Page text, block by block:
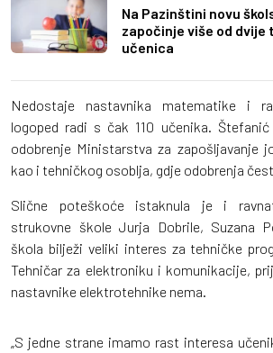
Na Pazinštini novu
započinje više od dvije
učenica
Nedostaje nastavnika matematike i
logoped radi s čak 110 učenika.
odobrenje Ministarstva za zapošljavanje
kao i tehničkog osoblja, gdje odobrenja
Slične poteškoće istaknula je i
strukovne škole Jurja Dobrile, Suzana
škola bilježi veliki interes za tehničke
Tehničar za elektroniku i komunikacije,
nastavnike elektrotehnike nema.
„S jedne strane imamo rast interesa